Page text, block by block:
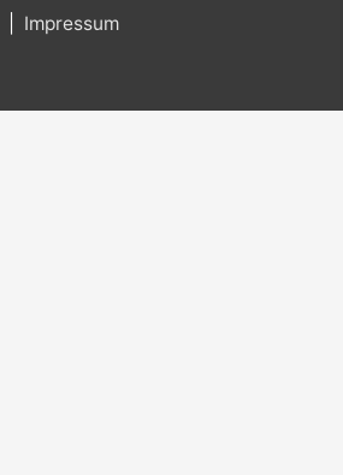
Impressum